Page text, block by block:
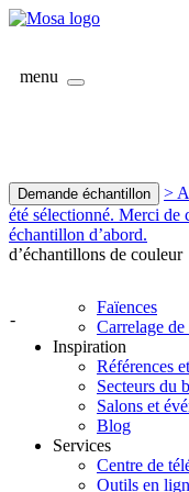
menu
Demande échantillon
>
été sélectionné. Merci de
échantillon d’abord.
d’échantillons de couleur
-
Faïences
Carrelage de
Inspiration
Références
Secteurs du
Salons et
Blog
Services
Centre de
Outils en